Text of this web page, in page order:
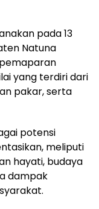
pada 13
Natuna
yang terdiri dari
pakar, serta
potensi
meliputi
hayati, budaya
dampak